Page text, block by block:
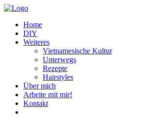
Home
DIY
Weiteres
Vietnamesische Kultur
Unterwegs
Rezepte
Hairstyles
Über mich
Arbeite mit mir!
Kontakt